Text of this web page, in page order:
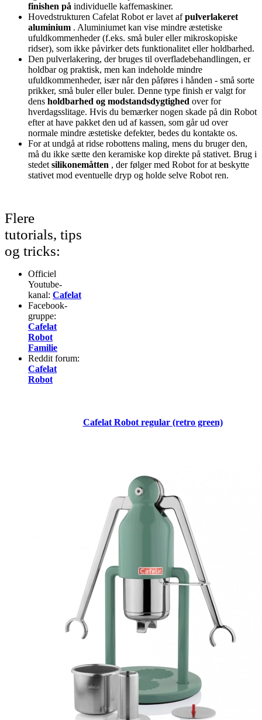
finishen på individuelle kaffemaskiner.
Hovedstrukturen Cafelat Robot er lavet afpulverlakeret
aluminium . Aluminiumet kan vise mindre æstetiske
ufuldkommenheder (f.eks. små buler eller mikroskopiske
ridser), som ikke påvirker dets funktionalitet eller holdbarhed.
Den pulverlakering, der bruges til overfladebehandlingen, er
holdbar og praktisk, men kan indeholde mindre
ufuldkommenheder, især når den påføres i hånden - små sorte
prikker, små buler eller buler. Denne type finish er valgt for
dens holdbarhed og modstandsdygtighed over for
hverdagsslitage. Hvis du bemærker nogen skade på din Robot
efter at have pakket den ud af kassen, som går ud over
normale mindre æstetiske defekter, bedes du kontakte os.
For at undgå at ridse robottens maling, mens du bruger den,
må du ikke sætte den keramiske kop direkte på stativet. Brug i
stedet silikonemåtten , der følger med Robot for at beskytte
stativet mod eventuelle dryp og holde selve Robot ren.
Flere
tutorials, tips
og tricks:
Officiel
Youtube-
kanal: Cafelat
Facebook-
gruppe:
Cafelat
Robot
Familie
Reddit forum:
Cafelat
Robot
Cafelat Robot regular (retro green)